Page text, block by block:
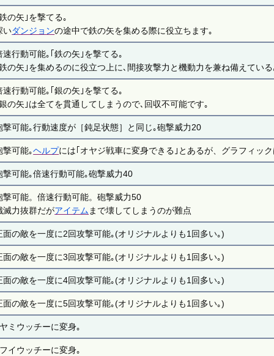
鉄の矢｣を撃てる｡
いダンジョンの途中で鉄の矢を集める際に役立ちます｡
速行動可能｡｢鉄の矢｣を撃てる｡
鉄の矢｣を集めるのに役立つ上に､間接攻撃力と機動力を兼ね備えている
速行動可能｡｢銀の矢｣を撃てる｡
銀の矢｣は全てを貫通してしまうので､回収不可能です｡
撃可能｡行動速度が［鈍足状態］と同じ｡砲撃威力20
撃可能｡ヘルプには｢オヤジ戦車に変身できる｣とあるが、グラフィッ
撃可能｡倍速行動可能｡砲撃威力40
撃可能。倍速行動可能。砲撃威力50
滅力抜群だがアイテム まで壊してしまうのが難点
面の敵を一度に2回攻撃可能｡(オリジナルよりも1回多い｡)
面の敵を一度に3回攻撃可能｡(オリジナルよりも1回多い｡)
面の敵を一度に4回攻撃可能｡(オリジナルよりも1回多い｡)
面の敵を一度に5回攻撃可能｡(オリジナルよりも1回多い｡)
ミウッチーに変身｡
イウッチーに変身｡